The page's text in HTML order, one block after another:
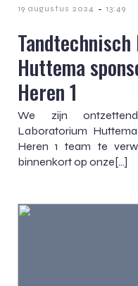
19 augustus 2024 - 13:49
Huttema
Heren 1
We zijn
Laboratorium
Heren 1 team te
binnenkort op onze[…]